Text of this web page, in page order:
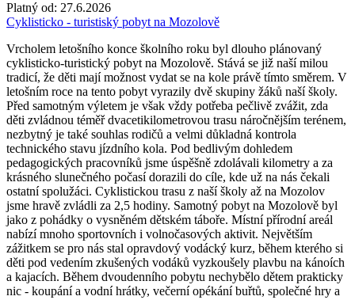
Platný od: 27.6.2026
Cyklisticko - turistiský pobyt na Mozolově
Vrcholem letošního konce školního roku byl dlouho plánovaný
cyklisticko-turistický pobyt na Mozolově. Stává se již naší milou
tradicí, že děti mají možnost vydat se na kole právě tímto směrem. V
letošním roce na tento pobyt vyrazily dvě skupiny žáků naší školy.
Před samotným výletem je však vždy potřeba pečlivě zvážit, zda
děti zvládnou téměř dvacetikilometrovou trasu náročnějším terénem,
nezbytný je také souhlas rodičů a velmi důkladná kontrola
technického stavu jízdního kola. Pod bedlivým dohledem
pedagogických pracovníků jsme úspěšně zdolávali kilometry a za
krásného slunečného počasí dorazili do cíle, kde už na nás čekali
ostatní spolužáci. Cyklistickou trasu z naší školy až na Mozolov
jsme hravě zvládli za 2,5 hodiny. Samotný pobyt na Mozolově byl
jako z pohádky o vysněném dětském táboře. Místní přírodní areál
nabízí mnoho sportovních i volnočasových aktivit. Největším
zážitkem se pro nás stal opravdový vodácký kurz, během kterého si
děti pod vedením zkušených vodáků vyzkoušely plavbu na kánoích
a kajacích. Během dvoudenního pobytu nechybělo dětem prakticky
nic - koupání a vodní hrátky, večerní opékání buřtů, společné hry a